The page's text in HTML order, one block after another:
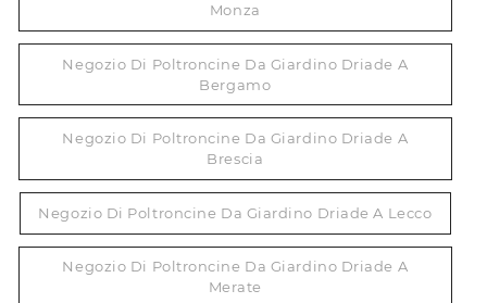
Monza
Negozio Di Poltroncine Da Giardino Driade A
Bergamo
Negozio Di Poltroncine Da Giardino Driade A
Brescia
Negozio Di Poltroncine Da Giardino Driade A Lecco
Negozio Di Poltroncine Da Giardino Driade A
Merate